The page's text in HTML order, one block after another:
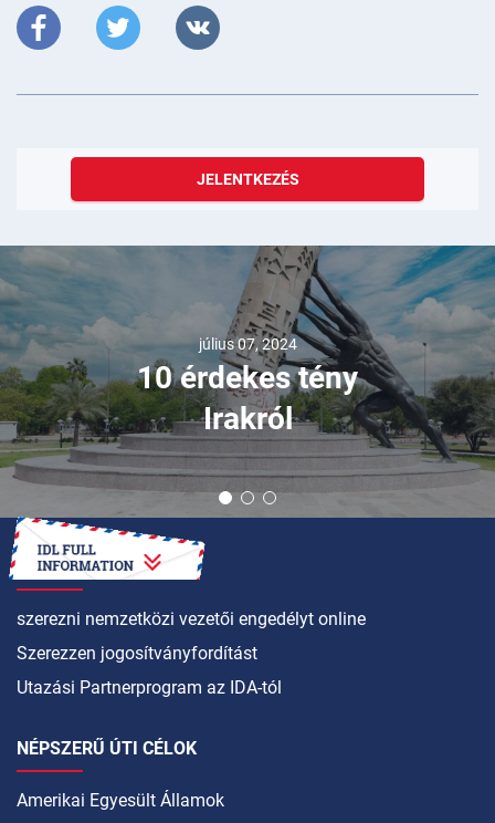
JELENTKEZÉS
július 07, 2024
10 érdekes tény
Irakról
HOGYAN LEHET
szerezni nemzetközi vezetői engedélyt online
Szerezzen jogosítványfordítást
Utazási Partnerprogram az IDA-tól
NÉPSZERŰ ÚTI CÉLOK
Amerikai Egyesült Államok